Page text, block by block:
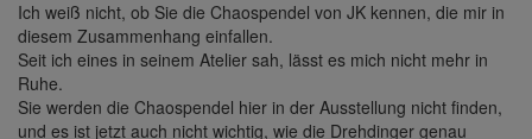
Ich weiß nicht, ob Sie die Chaospendel von JK kennen, die mir in
diesem Zusammenhang einfallen.
Seit ich eines in seinem Atelier sah, lässt es mich nicht mehr in
Ruhe.
Sie werden die Chaospendel hier in der Ausstellung nicht finden,
und es ist jetzt auch nicht wichtig, wie die Drehdinger genau